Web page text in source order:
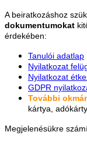
A beiratkozáshoz
dokumentumokat
érdekében:
Tanulói adatlap
Nyilatkozat
Nyilatkozat
GDPR
További
kártya,
Megjelenésükre